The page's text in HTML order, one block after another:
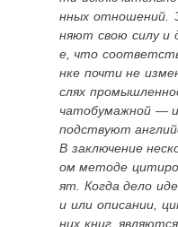
нных отношений.
няют свою силу и
е, что
нке почти не
слях
чатобумажной —
подствуют
В заключение
ом методе
ят. Когда дело
и или описании,
них книг,